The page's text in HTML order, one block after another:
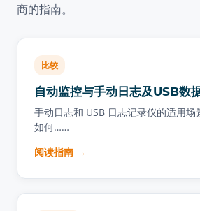
商的指南。
比较
自动监控与手动日志及USB数
手动日志和 USB 日志记录仪的适用场
如何……
阅读指南 →